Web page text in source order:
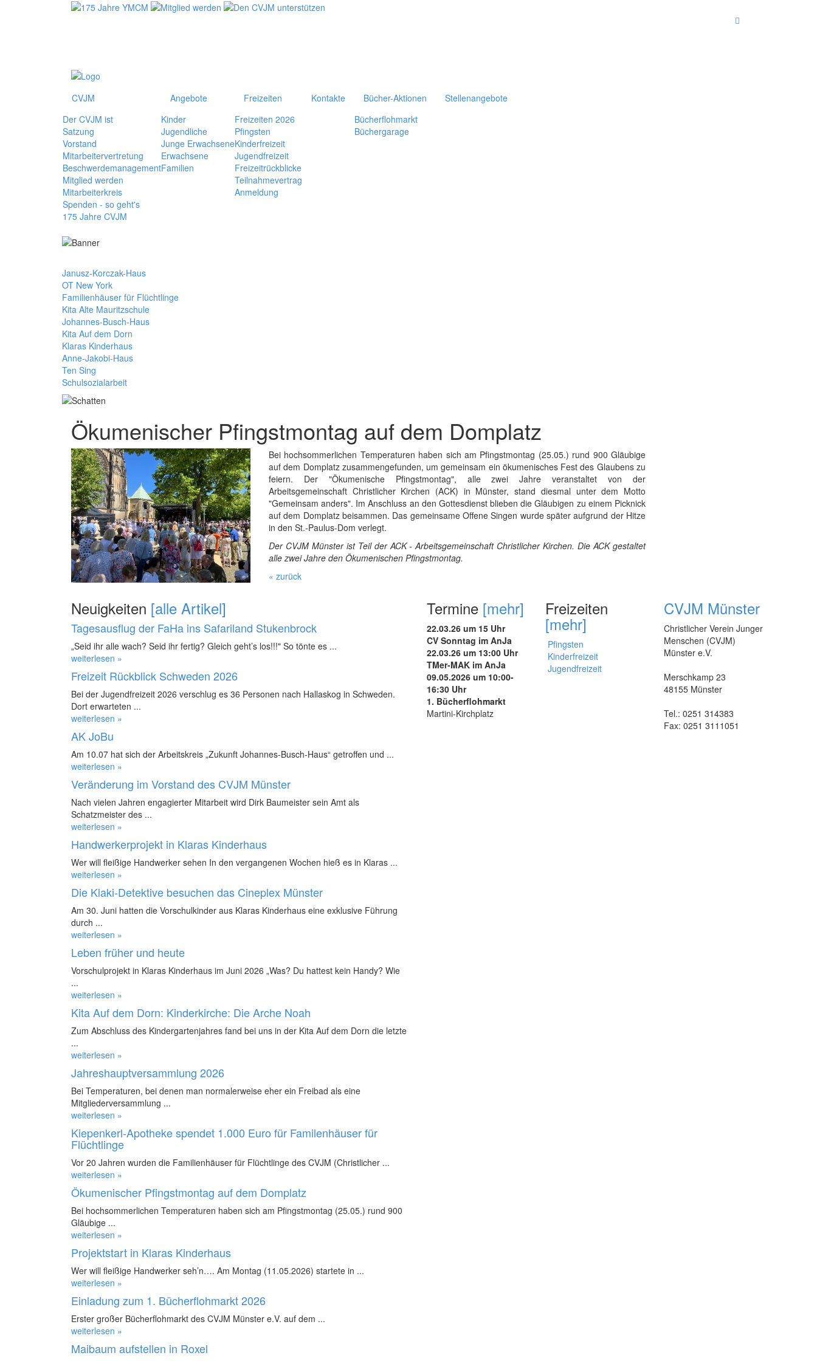
CVJM
Der CVJM ist
Satzung
Vorstand
Mitarbeitervertretung
Beschwerdemanagement
Mitglied werden
Mitarbeiterkreis
Spenden - so geht's
175 Jahre CVJM
Angebote
Kinder
Jugendliche
Junge Erwachsene
Erwachsene
Familien
Freizeiten
Freizeiten 2026
Pfingsten
Kinderfreizeit
Jugendfreizeit
Freizeitrückblicke
Teilnahmevertrag
Anmeldung
Kontakte
Bücher-Aktionen
Bücherflohmarkt
Büchergarage
Stellenangebote
Janusz-Korczak-Haus
OT New York
Familienhäuser für Flüchtlinge
Kita Alte Mauritzschule
Johannes-Busch-Haus
Kita Auf dem Dorn
Klaras Kinderhaus
Anne-Jakobi-Haus
Ten Sing
Schulsozialarbeit
Ökumenischer Pfingstmontag auf dem Domplatz
Bei hochsommerlichen Temperaturen haben sich am Pfingstmontag (25.05.) rund 900 Gläubige
auf dem Domplatz zusammengefunden, um gemeinsam ein ökumenisches Fest des Glaubens zu
feiern. Der "Ökumenische Pfingstmontag", alle zwei Jahre veranstaltet von der
Arbeitsgemeinschaft Christlicher Kirchen (ACK) in Münster, stand diesmal unter dem Motto
"Gemeinsam anders". Im Anschluss an den Gottesdienst blieben die Gläubigen zu einem Picknick
auf dem Domplatz beisammen. Das gemeinsame Offene Singen wurde später aufgrund der Hitze
in den St.-Paulus-Dom verlegt.
Der CVJM Münster ist Teil der ACK - Arbeitsgemeinschaft Christlicher Kirchen. Die ACK gestaltet
alle zwei Jahre den Ökumenischen Pfingstmontag.
« zurück
Neuigkeiten [alle Artikel]
Tagesausflug der FaHa ins Safariland Stukenbrock
„Seid ihr alle wach? Seid ihr fertig? Gleich geht’s los!!!" So tönte es ...
weiterlesen »
Freizeit Rückblick Schweden 2026
Bei der Jugendfreizeit 2026 verschlug es 36 Personen nach Hallaskog in Schweden.
Dort erwarteten ...
weiterlesen »
AK JoBu
Am 10.07 hat sich der Arbeitskreis „Zukunft Johannes-Busch-Haus“ getroffen und ...
weiterlesen »
Veränderung im Vorstand des CVJM Münster
Nach vielen Jahren engagierter Mitarbeit wird Dirk Baumeister sein Amt als
Schatzmeister des ...
weiterlesen »
Handwerkerprojekt in Klaras Kinderhaus
Wer will fleißige Handwerker sehen In den vergangenen Wochen hieß es in Klaras ...
weiterlesen »
Die Klaki-Detektive besuchen das Cineplex Münster
Am 30. Juni hatten die Vorschulkinder aus Klaras Kinderhaus eine exklusive Führung
durch ...
weiterlesen »
Leben früher und heute
Vorschulprojekt in Klaras Kinderhaus im Juni 2026 „Was? Du hattest kein Handy? Wie
...
weiterlesen »
Kita Auf dem Dorn: Kinderkirche: Die Arche Noah
Zum Abschluss des Kindergartenjahres fand bei uns in der Kita Auf dem Dorn die letzte
...
weiterlesen »
Jahreshauptversammlung 2026
Bei Temperaturen, bei denen man normalerweise eher ein Freibad als eine
Mitgliederversammlung ...
weiterlesen »
Kiepenkerl-Apotheke spendet 1.000 Euro für Familenhäuser für
Flüchtlinge
Vor 20 Jahren wurden die Familienhäuser für Flüchtlinge des CVJM (Christlicher ...
weiterlesen »
Ökumenischer Pfingstmontag auf dem Domplatz
Bei hochsommerlichen Temperaturen haben sich am Pfingstmontag (25.05.) rund 900
Gläubige ...
weiterlesen »
Projektstart in Klaras Kinderhaus
Wer will fleißige Handwerker seh’n…. Am Montag (11.05.2026) startete in ...
weiterlesen »
Einladung zum 1. Bücherflohmarkt 2026
Erster großer Bücherflohmarkt des CVJM Münster e.V. auf dem ...
weiterlesen »
Maibaum aufstellen in Roxel
Termine [mehr]
22.03.26 um 15 Uhr
CV Sonntag im AnJa
22.03.26 um 13:00 Uhr
TMer-MAK im AnJa
09.05.2026 um 10:00-
16:30 Uhr
1. Bücherflohmarkt
Martini-Kirchplatz
Freizeiten
[mehr]
Pfingsten
Kinderfreizeit
Jugendfreizeit
CVJM Münster
Christlicher Verein Junger
Menschen (CVJM)
Münster e.V.
Merschkamp 23
48155 Münster
Tel.: 0251 314383
Fax: 0251 3111051